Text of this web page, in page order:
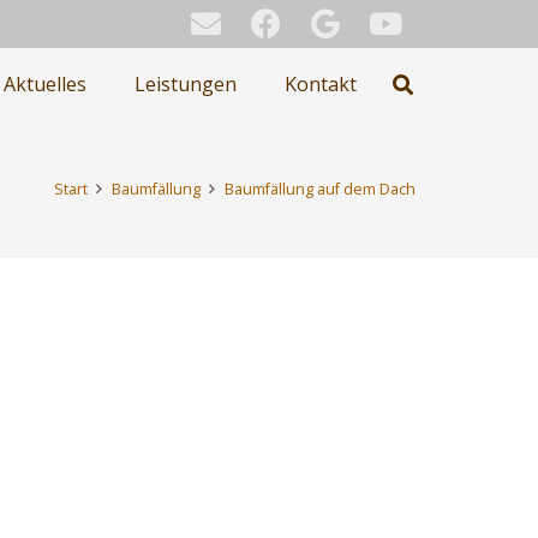
Aktuelles Leistungen Kontakt
Start Baumfällung Baumfällung auf dem Dach